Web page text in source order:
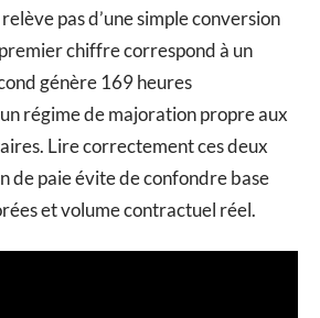
pas d’une simple conversion
chiffre correspond à un
génère 169 heures
régime de majoration propre aux
Lire correctement ces deux
de paie évite de confondre base
et volume contractuel réel.